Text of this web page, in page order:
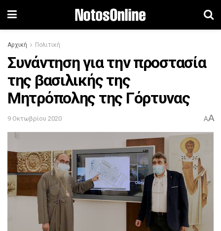
Αρχική Πολιτική
Συνάντηση για την προστασία
της βασιλικής της
Μητρόπολης της Γόρτυνας
9 Οκτωβρίου 2020 AA